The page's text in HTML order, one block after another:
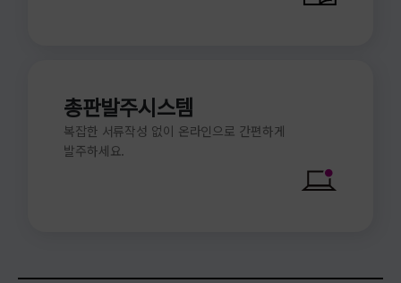
총판발주시스템
복잡한 서류작성 없이 온라인으로 간편하게
발주하세요.